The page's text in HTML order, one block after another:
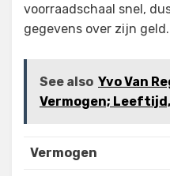
voorraadschaal snel,
gegevens over zijn geld.
See also Yvo Van
Vermogen;
Vermogen